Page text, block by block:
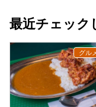
最近チェック